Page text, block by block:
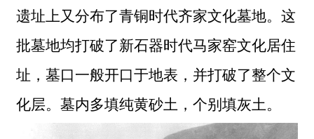
遗址上又分布了青铜时代齐家文化墓地。这
批墓地均打破了新石器时代马家窑文化居住
址，墓口一般开口于地表，并打破了整个文
化层。墓内多填纯黄砂土，个别填灰土。